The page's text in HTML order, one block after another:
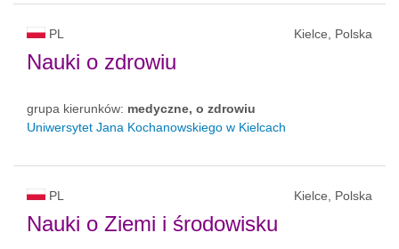
PL Kielce, Polska
Nauki o zdrowiu
grupa kierunków: medyczne, o zdrowiu
Uniwersytet Jana Kochanowskiego w Kielcach
PL Kielce, Polska
Nauki o Ziemi i środowisku